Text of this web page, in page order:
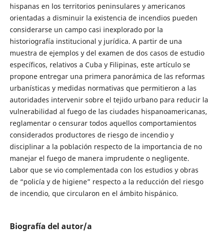
hispanas en los territorios peninsulares y americanos
orientadas a disminuir la existencia de incendios pueden
considerarse un campo casi inexplorado por la
historiografía institucional y jurídica. A partir de una
muestra de ejemplos y del examen de dos casos de estudio
específicos, relativos a Cuba y Filipinas, este artículo se
propone entregar una primera panorámica de las reformas
urbanísticas y medidas normativas que permitieron a las
autoridades intervenir sobre el tejido urbano para reducir la
vulnerabilidad al fuego de las ciudades hispanoamericanas,
reglamentar o censurar todos aquellos comportamientos
considerados productores de riesgo de incendio y
disciplinar a la población respecto de la importancia de no
manejar el fuego de manera imprudente o negligente.
Labor que se vio complementada con los estudios y obras
de “policía y de higiene” respecto a la reducción del riesgo
de incendio, que circularon en el ámbito hispánico.
Biografía del autor/a